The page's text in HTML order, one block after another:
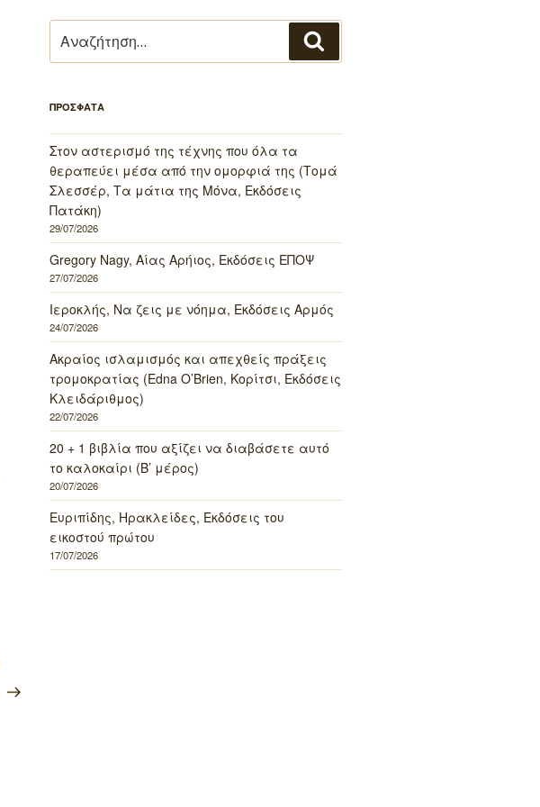
άρθρο
για:
ΠΡΟΣΦΑΤΑ
Στον αστερισμό της τέχνης που όλα τα
θεραπεύει μέσα από την ομορφιά της (Τομά
Σλεσσέρ, Τα μάτια της Μόνα, Εκδόσεις
Πατάκη)
29/07/2026
Gregory Nagy, Αίας Αρήιος, Εκδόσεις ΕΠΟΨ
27/07/2026
Ιεροκλής, Να ζεις με νόημα, Εκδόσεις Αρμός
24/07/2026
Ακραίος ισλαμισμός και απεχθείς πράξεις
τρομοκρατίας (Edna O’Brien, Κορίτσι, Εκδόσεις
Κλειδάριθμος)
22/07/2026
20 + 1 βιβλία που αξίζει να διαβάσετε αυτό
το καλοκαίρι (Β’ μέρος)
20/07/2026
Ευριπίδης, Ηρακλείδες, Εκδόσεις του
εικοστού πρώτου
17/07/2026